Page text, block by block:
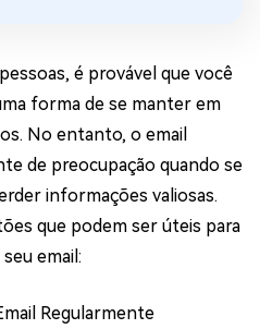
é provável que você
forma de se manter em
No entanto, o email
de preocupação quando se
informações valiosas.
que podem ser úteis para
email:
Regularmente